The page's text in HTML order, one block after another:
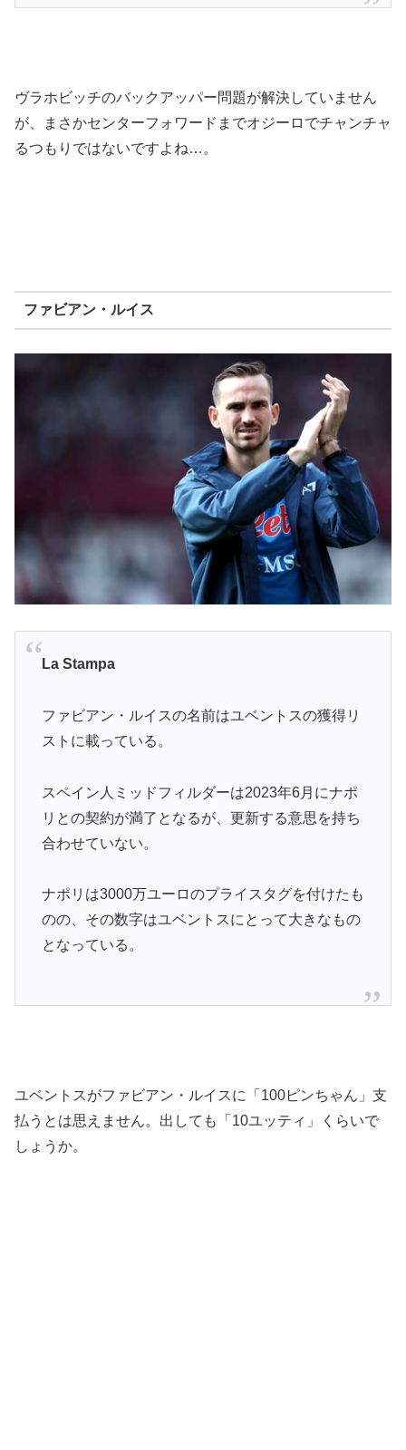
ヴラホビッチのバックアッパー問題が解決していません
が、まさかセンターフォワードまでオジーロでチャンチャ
るつもりではないですよね…。
ファビアン・ルイス
La Stampa
ファビアン・ルイスの名前はユベントスの獲得リ
ストに載っている。
スペイン人ミッドフィルダーは2023年6月にナポ
リとの契約が満了となるが、更新する意思を持ち
合わせていない。
ナポリは3000万ユーロのプライスタグを付けたも
のの、その数字はユベントスにとって大きなもの
となっている。
ユベントスがファビアン・ルイスに「100ピンちゃん」支
払うとは思えません。出しても「10ユッティ」くらいで
しょうか。